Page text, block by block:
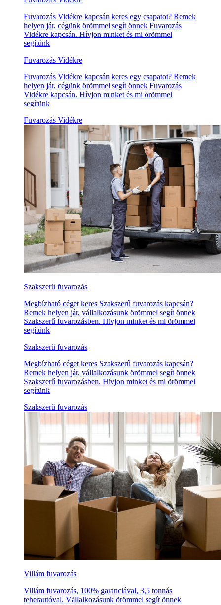
Fuvarozás Vidékre kapcsán keres egy csapatot? Remek
helyen jár, cégünk örömmel segít önnek Fuvarozás
Vidékre kapcsán. Hívjon minket és mi örömmel
segítünk
Fuvarozás Vidékre
Fuvarozás Vidékre kapcsán keres egy csapatot? Remek
helyen jár, cégünk örömmel segít önnek Fuvarozás
Vidékre kapcsán. Hívjon minket és mi örömmel
segítünk
Fuvarozás Vidékre
Szakszerű fuvarozás
Megbízható céget keres Szakszerű fuvarozás kapcsán?
Remek helyen jár, vállalkozásunk örömmel segít önnek
Szakszerű fuvarozásben. Hívjon minket és mi örömmel
segítünk
Szakszerű fuvarozás
Megbízható céget keres Szakszerű fuvarozás kapcsán?
Remek helyen jár, vállalkozásunk örömmel segít önnek
Szakszerű fuvarozásben. Hívjon minket és mi örömmel
segítünk
Szakszerű fuvarozás
Villám fuvarozás
Villám fuvarozás, 100% garanciával, 3,5 tonnás
teherautóval. Vállalkozásunk örömmel segít önnek